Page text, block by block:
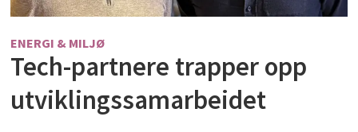
ENERGI & MILJØ
Tech-partnere trapper opp
utviklingssamarbeidet